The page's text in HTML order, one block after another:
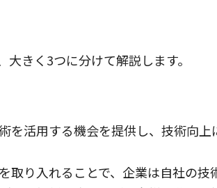
きく3つに分けて解説します。
活用する機会を提供し、技術向上
取り入れることで、企業は自社の